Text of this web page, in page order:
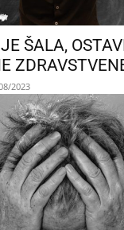
ŠALA,
2023